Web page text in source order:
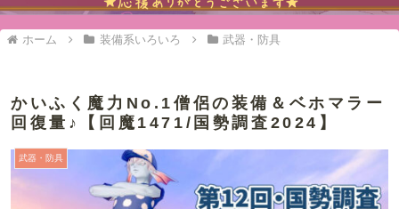
ホーム 装備系いろいろ 武器・防具
かいふく魔力No.1僧侶の装備＆ベホマラー
回復量♪【回魔1471/国勢調査2024】
武器・防具